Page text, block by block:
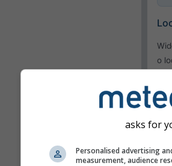
o
asks for
Personalised advertising
measurement, audience